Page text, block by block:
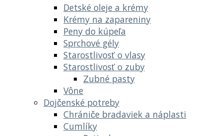
Detské oleje a krémy
Krémy na zapareniny
Peny do kúpeľa
Sprchové gély
Starostlivosť o vlasy
Starostlivosť o zuby
Zubné pasty
Vône
Dojčenské potreby
Chrániče bradaviek a náplasti
Cumlíky